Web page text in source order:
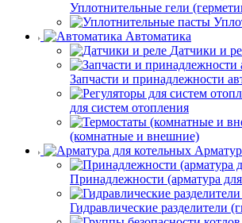
Уплотнительные гели
Автоматика
Датчики и
Запчасти и принадлежности
для систем отопления
(комнатные и внешние)
Принадлежности (арматура
Гидравлические разделители